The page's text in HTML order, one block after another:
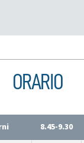
ORARIO
8.45-9.30